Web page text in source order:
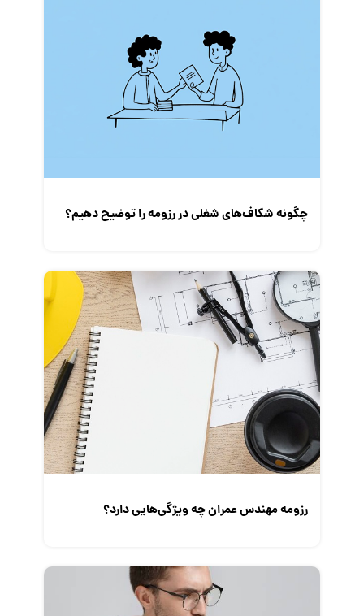
معرفی متخصصان منابع انسانی
چگونه شکاف‌های شغلی در رزومه را توضیح دهیم؟
رزومه مهندس عمران چه ویژگی‌‌هایی دارد؟